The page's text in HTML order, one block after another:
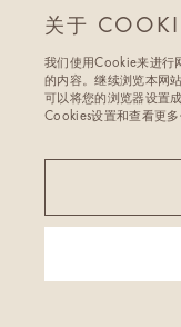
关注我们
访问商城
Copyright @ ICICLE
关于
我们使用Cookie来进行
的内容。继续浏览本网
可以将您的浏览器设置
Cookies设置和查看更多